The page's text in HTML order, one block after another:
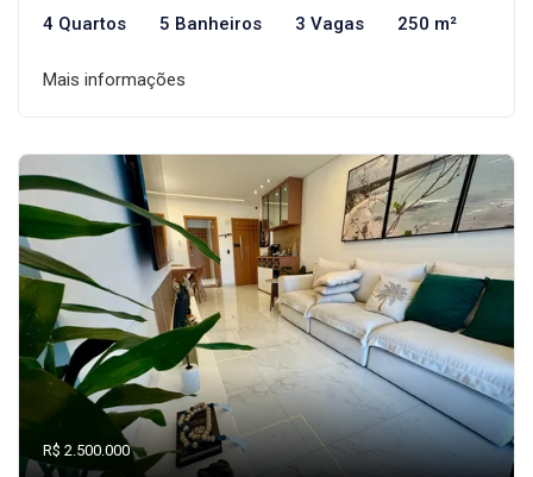
4 Quartos 5 Banheiros 3 Vagas 250 m²
Mais informações
R$ 2.500.000